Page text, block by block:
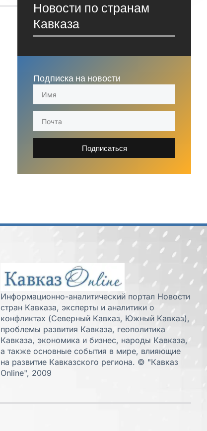
Новости по странам
Кавказа
Подписка на новости
Подписаться
Информационно-аналитический портал Новости
стран Кавказа, эксперты и аналитики о
конфликтах (Северный Кавказ, Южный Кавказ),
проблемы развития Кавказа, геополитика
Кавказа, экономика и бизнес, народы Кавказа,
а также основные события в мире, влияющие
на развитие Кавказского региона. © "Кавказ
Online", 2009